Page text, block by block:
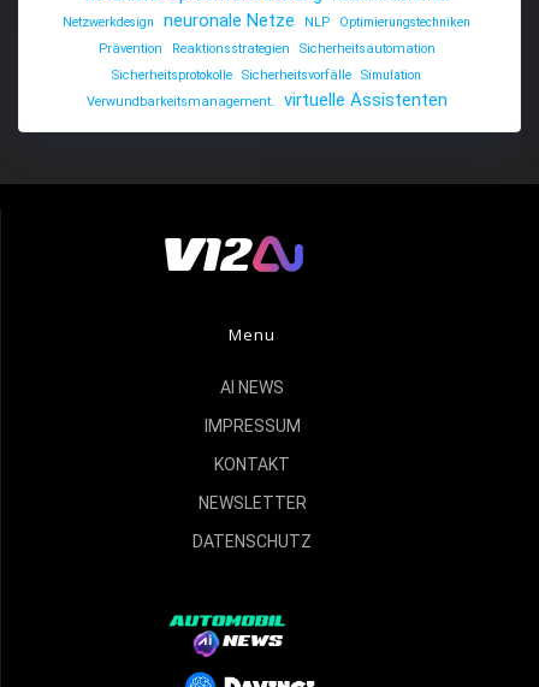
Netzwerkdesign
neuronale Netze NLP
Optimierungstechniken
Prävention
Reaktionsstrategien
Sicherheitsautomation
Sicherheitsprotokolle
Sicherheitsvorfälle
Simulation
Verwundbarkeitsmanagement.
virtuelle Assistenten
Menu
AI NEWS
IMPRESSUM
KONTAKT
NEWSLETTER
DATENSCHUTZ